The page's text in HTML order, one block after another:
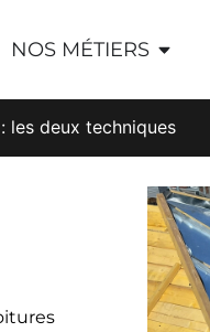
NOS MÉTIERS
les deux techniques